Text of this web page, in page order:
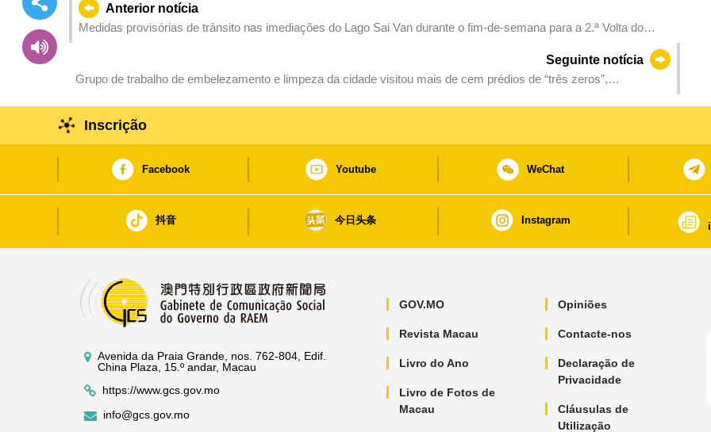
Anterior notícia
Medidas provisórias de trânsito nas imediações do Lago Sai Van durante o fim-de-semana para a 2.ª Volta do
Seguinte notícia
Grupo de trabalho de embelezamento e limpeza da cidade visitou mais de cem prédios de “três zeros”,
Inscrição
Facebook Youtube WeChat
抖音 今日头条 Instagram
Avenida da Praia Grande, nos. 762-804, Edif.
China Plaza, 15.º andar, Macau
https://www.gcs.gov.mo
info@gcs.gov.mo
GOV.MO
Revista Macau
Livro do Ano
Livro de Fotos de
Macau
Opiniões
Contacte-nos
Declaração de
Privacidade
Cláusulas de
Utilização